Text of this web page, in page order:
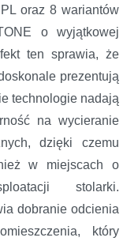
oraz 8 wariantów
o wyjątkowej
ten sprawia, że
prezentują
technologie nadają
na wycieranie
dzięki czemu
w miejscach o
stolarki.
dobranie odcienia
który